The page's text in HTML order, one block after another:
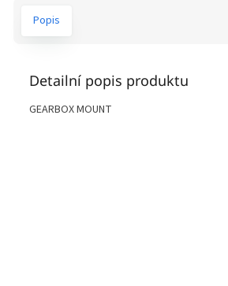
Popis
Detailní popis produktu
GEARBOX MOUNT